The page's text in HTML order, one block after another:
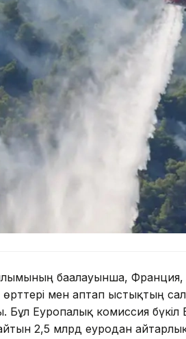
бағалауынша,
мен аптап ыстықтың
Бұл Еуропалық комиссия
2,5 млрд еуродан